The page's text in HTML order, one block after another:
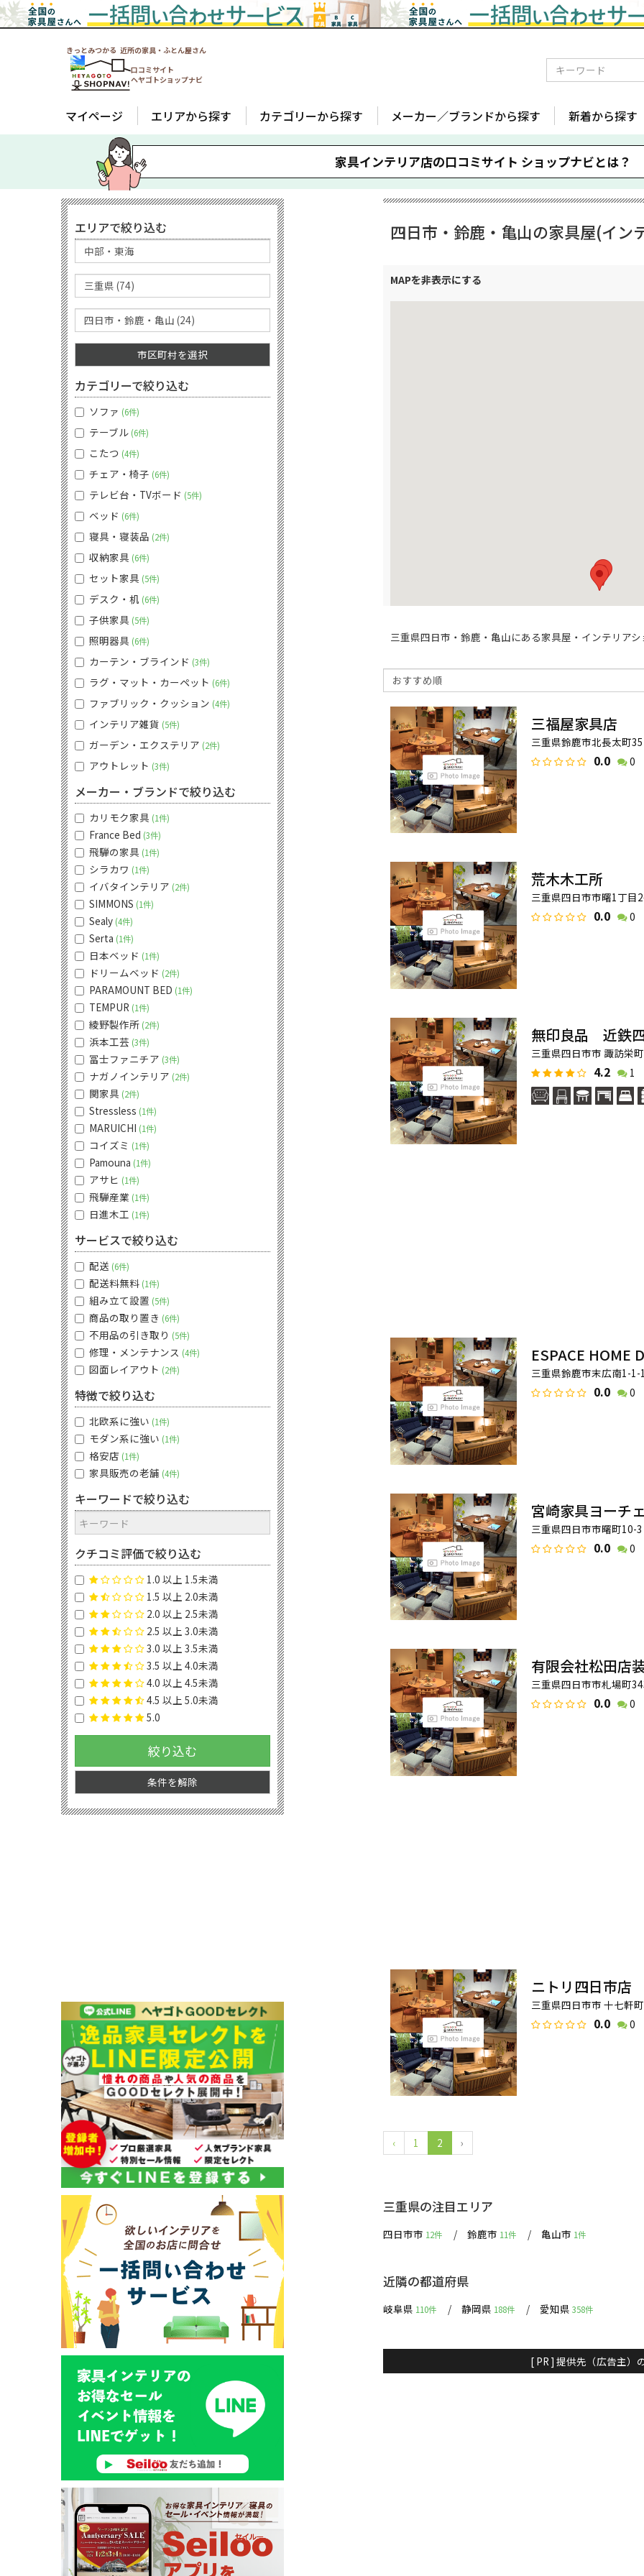
きっとみつかる 近所の家具・ふとん屋さん
口コミサイト
ヘヤゴトショップナビ
マイページ エリアから探す カテゴリーから探す メーカー／ブランドから探す 新着から探す
家具インテリア店の口コミサイト ショップナビとは？
四日市・鈴鹿・亀山の家具屋(イ
三重県四日市・鈴鹿・亀山にある家具屋・インテリア
三福屋家具店
三重県鈴鹿市北長太町
0.0 0
荒木木工所
三重県四日市市曙1丁目
0.0 0
無印良品 近鉄
三重県四日市市 諏訪栄
4.2 1
ESPACE HOME
三重県鈴鹿市末広南1-1-
0.0 0
宮崎家具ヨーチ
三重県四日市市曙町10-3
0.0 0
有限会社松田店
三重県四日市市札場町
0.0 0
ニトリ四日市店
三重県四日市市 十七軒
0.0 0
‹ 1 2 ›
三重県の注目エリア
四日市市 12件 鈴鹿市 11件 亀山市 1件
近隣の都道府県
岐阜県 110件 静岡県 188件 愛知県 358件
[ PR ] 提供先（広告主）
エリアで絞り込む
市区町村を選択
カテゴリーで絞り込む
ソファ 6件
テーブル 6件
こたつ 4件
チェア・椅子 6件
テレビ台・TVボード 5件
ベッド 6件
寝具・寝装品 2件
収納家具 6件
セット家具 5件
デスク・机 6件
子供家具 5件
照明器具 6件
カーテン・ブラインド 3件
ラグ・マット・カーペット 6件
ファブリック・クッション 4件
インテリア雑貨 5件
ガーデン・エクステリア 2件
アウトレット 3件
メーカー・ブランドで絞り込む
カリモク家具 1件
France Bed 3件
飛騨の家具 1件
シラカワ 1件
イバタインテリア 2件
SIMMONS 1件
Sealy 4件
Serta 1件
日本ベッド 1件
ドリームベッド 2件
PARAMOUNT BED 1件
TEMPUR 1件
綾野製作所 2件
浜本工芸 3件
冨士ファニチア 3件
ナガノインテリア 2件
関家具 2件
Stressless 1件
MARUICHI 1件
コイズミ 1件
Pamouna 1件
アサヒ 1件
飛騨産業 1件
日進木工 1件
サービスで絞り込む
配送 6件
配送料無料 1件
組み立て設置 5件
商品の取り置き 6件
不用品の引き取り 5件
修理・メンテナンス 4件
図面レイアウト 2件
特徴で絞り込む
北欧系に強い 1件
モダン系に強い 1件
格安店 1件
家具販売の老舗 4件
キーワードで絞り込む
クチコミ評価で絞り込む
1.0 以上 1.5未満
1.5 以上 2.0未満
2.0 以上 2.5未満
2.5 以上 3.0未満
3.0 以上 3.5未満
3.5 以上 4.0未満
4.0 以上 4.5未満
4.5 以上 5.0未満
5.0
絞り込む
条件を解除